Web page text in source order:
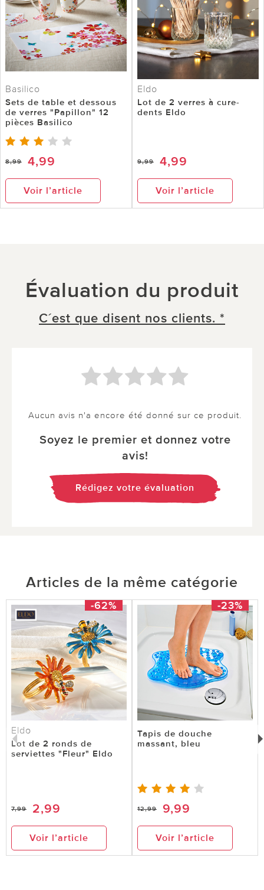
Basilico
Sets de table et dessous
de verres "Papillon" 12
pièces Basilico
8,99 4,99
Voir l’article
Eldo
Lot de 2 verres à cure-
dents Eldo
9,99 4,99
Voir l’article
Évaluation du produit
C´est que disent nos clients. *
Aucun avis n'a encore été donné sur ce produit.
Soyez le premier et donnez votre
avis!
Rédigez votre évaluation
Articles de la même catégorie
-62%
Eldo
Lot de 2 ronds de
serviettes "Fleur" Eldo
7,99 2,99
Voir l’article
-23%
Tapis de douche
massant, bleu
12,99 9,99
Voir l’article